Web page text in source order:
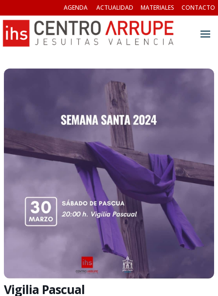
AGENDA ACTUALIDAD MATERIALES CONTACTO
Vigilia Pascual